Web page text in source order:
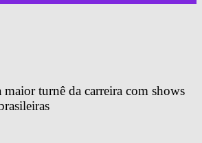
turnê da carreira com shows